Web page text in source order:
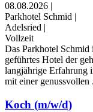
08.08.2026 |
Parkhotel Schmid |
Adelsried |
Vollzeit
Das Parkhotel
geführtes Hotel der
langjährige Erfahrung
mit einer genussvollen
Koch (m/w/d)